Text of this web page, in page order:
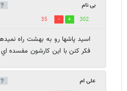
بی نام
302
35
اسيد پاشها رو به بهشت راه
فكر كنن با اين كارشون مفسده
علی ام